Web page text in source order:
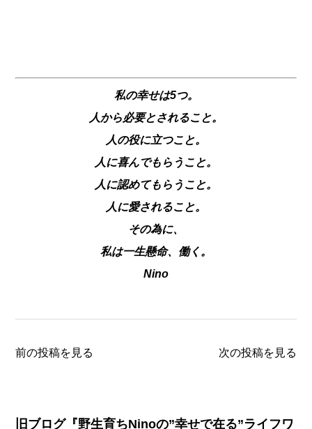
私の幸せは5つ。
人から必要とされること。
人の役に立つこと。
人に喜んでもらうこと。
人に認めてもらうこと。
人に愛されること。
その為に、
私は一生懸命、働く。
Nino
前の投稿を見る 次の投稿を見る
旧ブログ『野生育ちNinoの”幸せで在る”ライフワ